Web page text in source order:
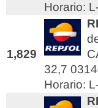
Horario:
1,829
32,7
Horario: